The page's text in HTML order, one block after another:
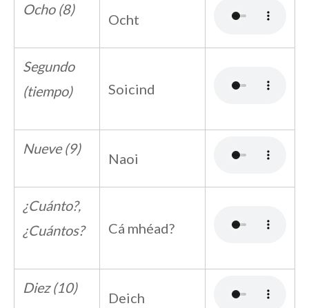
Ocho (8)
Ocht
Segundo
(tiempo)
Soicind
Nueve (9)
Naoi
¿Cuánto?,
¿Cuántos?
Cá mhéad?
Diez (10)
Deich